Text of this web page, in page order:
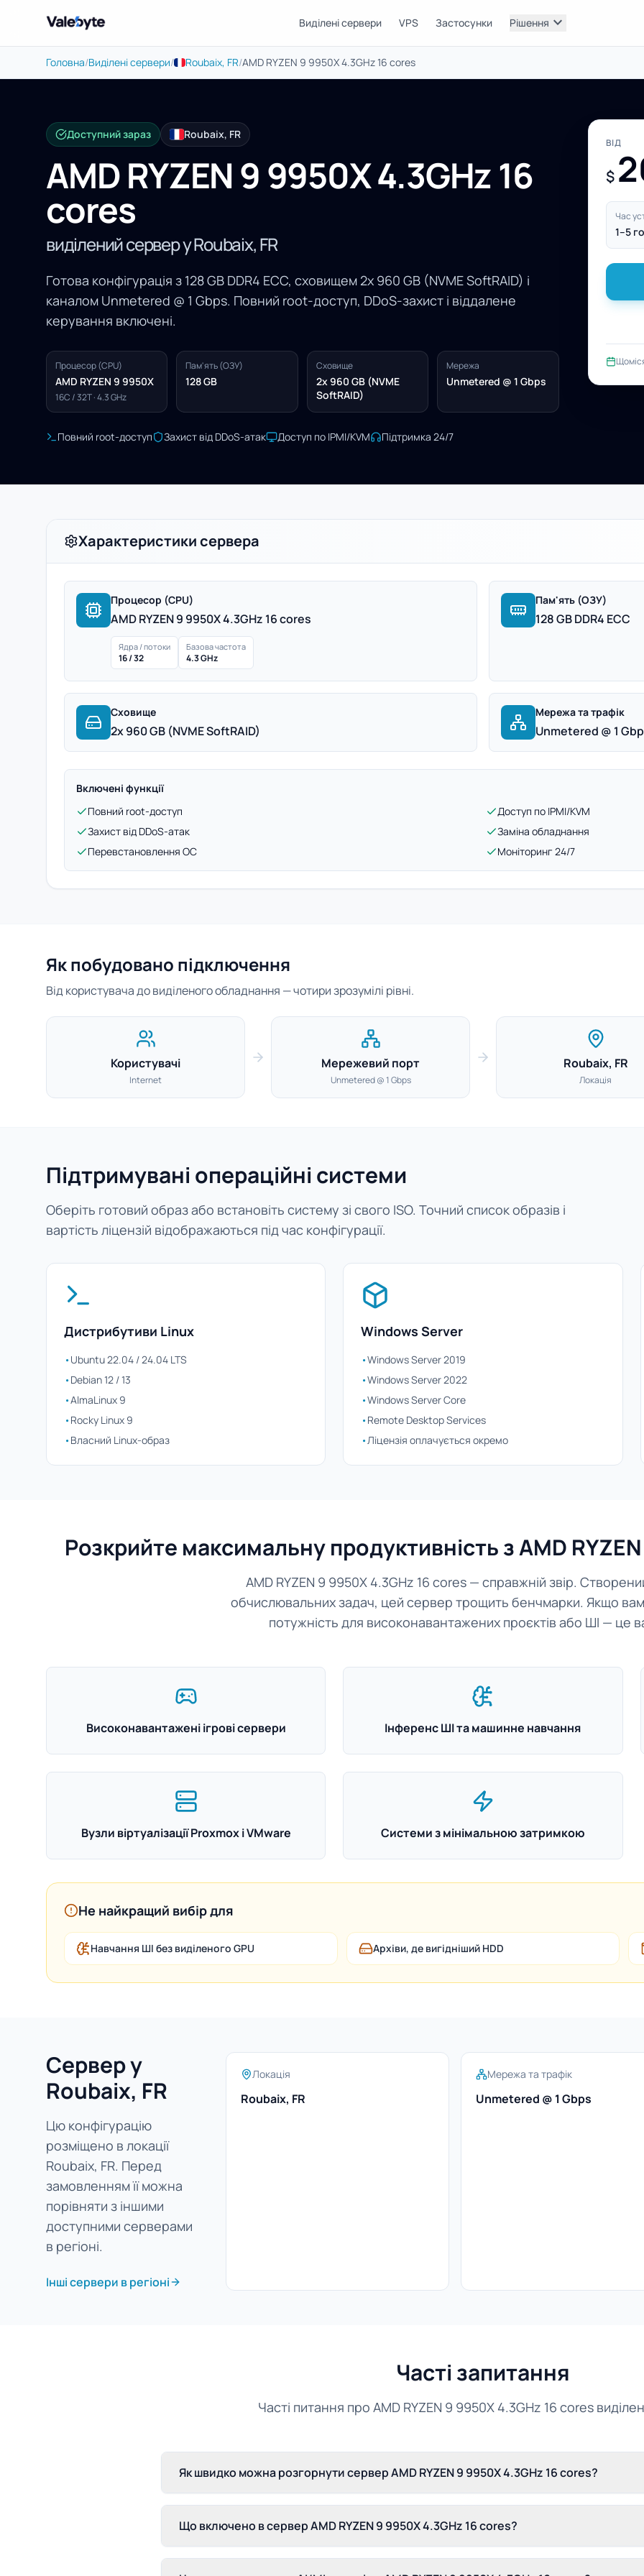
Valebyte Виділені сервери VPS Застосунки Рішення expand_more
Головна/Виділені сервери/ Roubaix, FR/AMD RYZEN 9 9950X 4.3GHz 16 cores
Доступний зараз Roubaix, FR
AMD RYZEN 9 9950X 4.3GHz 16
cores
виділений сервер у Roubaix, FR
Готова конфігурація з 128 GB DDR4 ECC, сховищем 2x 960 GB (NVME SoftRAID) і
каналом Unmetered @ 1 Gbps. Повний root-доступ, DDoS-захист і віддалене
керування включені.
Процесор (CPU)
AMD RYZEN 9 9950X
16C / 32T · 4.3 GHz
Пам'ять (ОЗУ)
128 GB
Сховище
2x 960 GB (NVME
SoftRAID)
Мережа
Unmetered @ 1 Gbps
Повний root-доступ Захист від DDoS-атак Доступ по IPMI/KVM Підтримка 24/7
ВІД
$
Час
1–5
Характеристики сервера
Процесор (CPU)
AMD RYZEN 9 9950X 4.3GHz 16 cores
Ядра / потоки
16 / 32
Базова частота
4.3 GHz
Пам'ять (ОЗУ)
128 GB DDR4 ECC
Сховище
2x 960 GB (NVME SoftRAID)
Мережа та трафік
Unmetered @ 1
Включені функції
Повний root-доступ
Доступ по IPMI/KVM
Захист від DDoS-атак
Заміна обладнання
Перевстановлення ОС
Моніторинг 24/7
Як побудовано підключення
Від користувача до виділеного обладнання — чотири зрозумілі рівні.
Користувачі
Internet
Мережевий порт
Unmetered @ 1 Gbps
Roubaix, FR
Локація
Підтримувані операційні системи
Оберіть готовий образ або встановіть систему зі свого ISO. Точний список образів і
вартість ліцензій відображаються під час конфігурації.
Дистрибутиви Linux
•Ubuntu 22.04 / 24.04 LTS
•Debian 12 / 13
•AlmaLinux 9
•Rocky Linux 9
•Власний Linux-образ
Windows Server
•Windows Server 2019
•Windows Server 2022
•Windows Server Core
•Remote Desktop Services
•Ліцензія оплачується окремо
Розкрийте максимальну продуктивність з AMD
AMD RYZEN 9 9950X 4.3GHz 16 cores — справжній звір.
обчислювальних задач, цей сервер трощить бенчмарки. Якщо
потужність для високонавантажених проєктів або ШІ — це
Високонавантажені ігрові сервери Інференс ШІ та машинне навчання
Вузли віртуалізації Proxmox і VMware Системи з мінімальною затримкою
Не найкращий вибір для
Навчання ШІ без виділеного GPU Архіви, де вигідніший HDD
Сервер у
Roubaix, FR
Цю конфігурацію
розміщено в локації
Roubaix, FR. Перед
замовленням її можна
порівняти з іншими
доступними серверами
в регіоні.
Інші сервери в регіоні
Локація
Roubaix, FR
Мережа та трафік
Unmetered @ 1 Gbps
Часті запитання
Часті питання про AMD RYZEN 9 9950X 4.3GHz 16 cores
Як швидко можна розгорнути сервер AMD RYZEN 9 9950X 4.3GHz 16 cores?
Що включено в сервер AMD RYZEN 9 9950X 4.3GHz 16 cores?